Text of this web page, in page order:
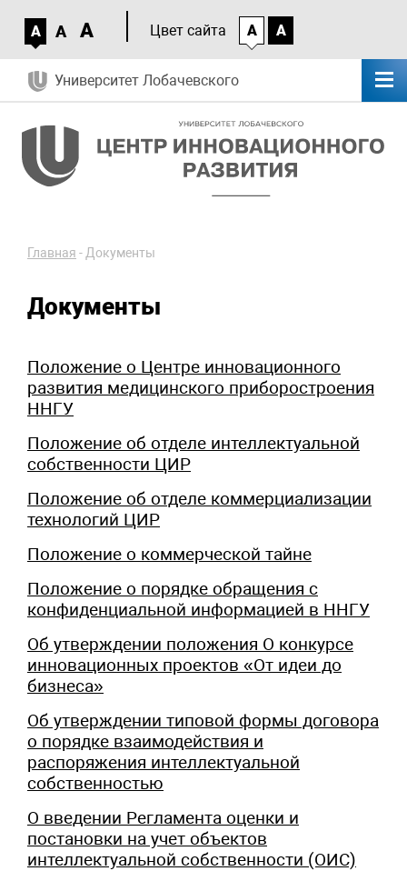
A A A Цвет сайта A A
Университет Лобачевского
Главная -Документы
Документы
Положение о Центре инновационного
развития медицинского приборостроения
ННГУ
Положение об отделе интеллектуальной
собственности ЦИР
Положение об отделе коммерциализации
технологий ЦИР
Положение о коммерческой тайне
Положение о порядке обращения с
конфиденциальной информацией в ННГУ
Об утверждении положения О конкурсе
инновационных проектов «От идеи до
бизнеса»
Об утверждении типовой формы договора
о порядке взаимодействия и
распоряжения интеллектуальной
собственностью
О введении Регламента оценки и
постановки на учет объектов
интеллектуальной собственности (ОИС)